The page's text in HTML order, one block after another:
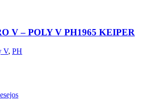
V – POLY V PH1965 KEIPER
V, PH